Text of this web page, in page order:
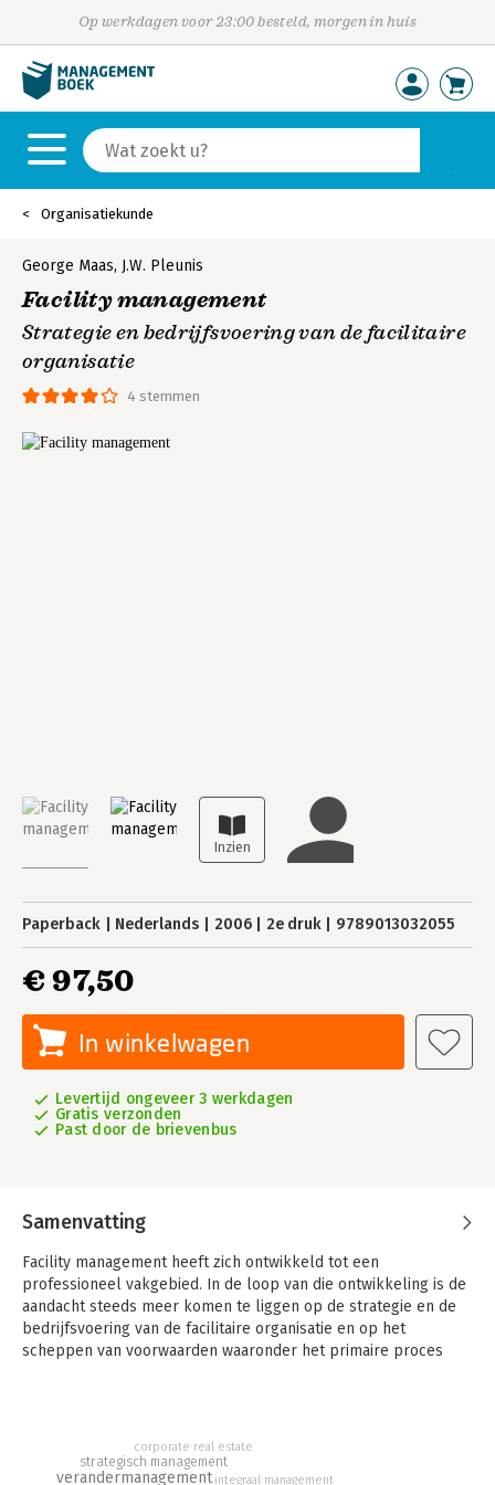
Op werkdagen voor 23:00 besteld, morgen in huis
Organisatiekunde
4 stemmen
George Maas, J.W. Pleunis
Facility management
Strategie en bedrijfsvoering van de facilitaire
organisatie
Paperback Nederlands 2006 2e druk 9789013032055
€ 97,50
In winkelwagen
Levertijd ongeveer 3 werkdagen
Gratis verzonden
Past door de brievenbus
Samenvatting
Facility management heeft zich ontwikkeld tot een
professioneel vakgebied. In de loop van die ontwikkeling is de
aandacht steeds meer komen te liggen op de strategie en de
bedrijfsvoering van de facilitaire organisatie en op het
scheppen van voorwaarden waaronder het primaire proces
onlosmakelijk verbonden zijn met andere ondersteunende
disciplines zoals informatie- en communicatietechnologie (ICT)
verandermanagement
strategisch management
corporate real estate
integraal management